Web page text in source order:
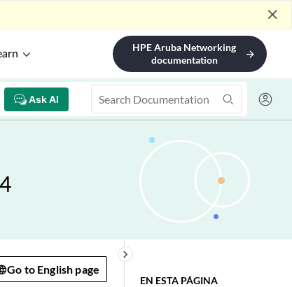
close
HPE Aruba Networking
documentation
arrow_forward
Ask AI
EN ESTA PÁGINA
keyboard_arrow_right
Go to English page